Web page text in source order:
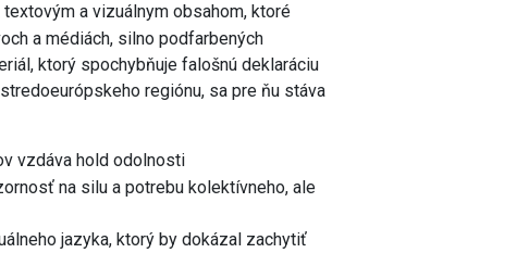
a vizuálnym obsahom, ktoré
a médiách, silno podfarbených
ktorý spochybňuje falošnú deklaráciu
regiónu, sa pre ňu stáva
vzdáva hold odolnosti
na silu a potrebu kolektívneho, ale
jazyka, ktorý by dokázal zachytiť